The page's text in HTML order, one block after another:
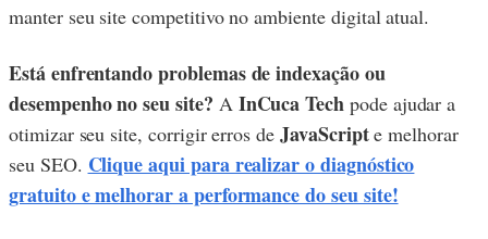
manter seu site competitivo no ambiente digital atual.
Está enfrentando problemas de indexação ou
desempenho no seu site? A InCuca Tech pode ajudar a
otimizar seu site, corrigir erros deJavaScripte melhorar
seu SEO. Clique aqui para realizar o diagnóstico
gratuito e melhorar a performance do seu site!